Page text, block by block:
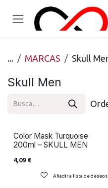
... MARCAS Skull
Skull Men
Color Mask Turquoise
200ml – SKULL MEN
4,09€
Añadir a lista de deseos